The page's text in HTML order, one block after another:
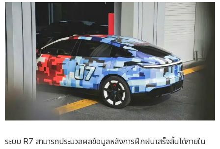
ระบบ R7 สามารถประมวลผลข้อมูลหลังการฝึกฝนเสร็จสิ้นได้ภายใน